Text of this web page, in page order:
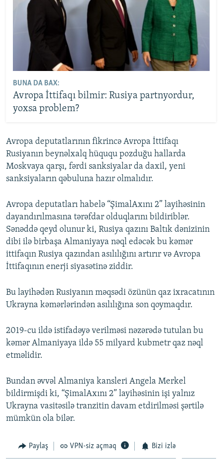
BUNA DA BAX:
Avropa İttifaqı bilmir: Rusiya partnyordur,
yoxsa problem?
Avropa deputatlarının fikrincə Avropa İttifaqı
Rusiyanın beynəlxalq hüququ pozduğu hallarda
Moskvaya qarşı, fərdi sanksiyalar da daxil, yeni
sanksiyaların qəbuluna hazır olmalıdır.
Avropa deputatları habelə “ŞimalAxını 2” layihəsinin
dayandırılmasına tərəfdar olduqlarını bildiriblər.
Sənəddə qeyd olunur ki, Rusiya qazını Baltık dənizinin
dibi ilə birbaşa Almaniyaya nəql edəcək bu kəmər
ittifaqın Rusiya qazından asılılığını artırır və Avropa
İttifaqının enerji siyasətinə ziddir.
Bu layihədən Rusiyanın məqsədi özünün qaz ixracatının
Ukrayna kəmərlərindən asılılığına son qoymaqdır.
2019-cu ildə istifadəyə verilməsi nəzərədə tutulan bu
kəmər Almaniyaya ildə 55 milyard kubmetr qaz nəql
etməlidir.
Bundan əvvəl Almaniya kansleri Angela Merkel
bildirmişdi ki, “ŞimalAxını 2” layihəsinin işi yalnız
Ukrayna vasitəsilə tranzitin davam etdirilməsi şərtilə
mümkün ola bilər.
Paylaş VPN-siz açmaq Bizi izlə